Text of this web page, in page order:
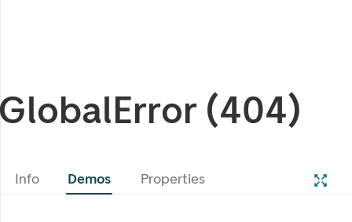
(404)
Info Demos Properties